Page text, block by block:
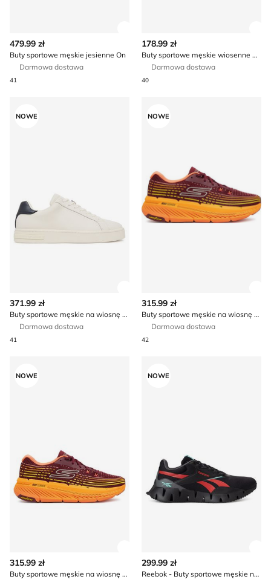
479.99 zł
Buty sportowe męskie jesienne On
Darmowa dostawa
41
178.99 zł
Buty sportowe męskie wiosenne Reebok
Darmowa dostawa
40
NOWE
371.99 zł
Buty sportowe męskie na wiosnę Armani Exchange
Darmowa dostawa
41
NOWE
315.99 zł
Buty sportowe męskie na wiosnę Skechers
Darmowa dostawa
42
NOWE
315.99 zł
Buty sportowe męskie na wiosnę Skechers
NOWE
299.99 zł
Reebok - Buty sportowe męskie na jesień